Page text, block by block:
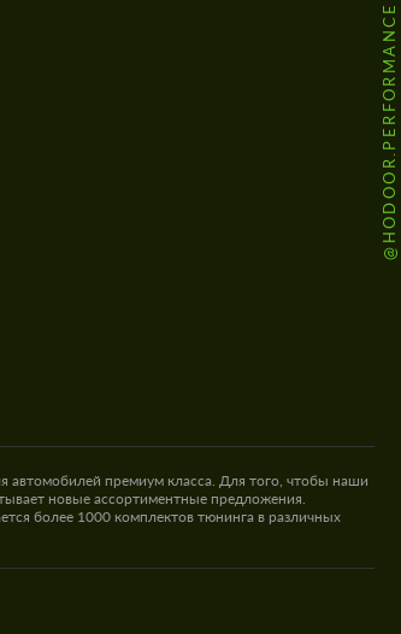
@HODOOR.PERFORMANCE
автомобилей премиум класса. Для того, чтобы наши
новые ассортиментные предложения.
более 1000 комплектов тюнинга в различных